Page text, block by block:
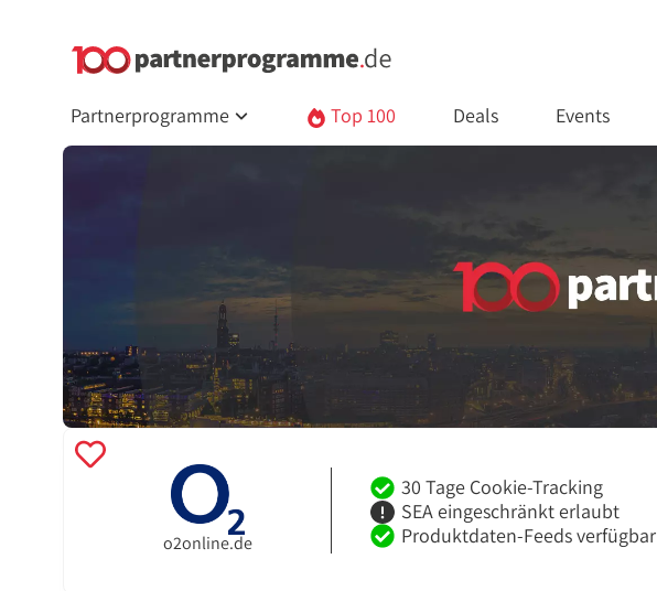
Partnerprogramme Top 100 Deals Events
o2online.de
30 Tage Cookie-Tracking
SEA eingeschränkt erlaubt
Produktdaten-Feeds verfügbar